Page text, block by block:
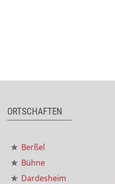
ORTSCHAFTEN
Berßel
Bühne
Dardesheim